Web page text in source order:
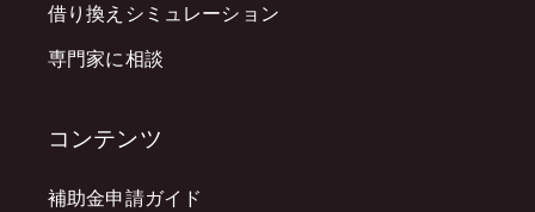
借り換えシミュレーション
専門家に相談
コンテンツ
補助金申請ガイド